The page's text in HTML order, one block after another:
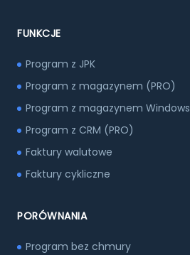
FUNKCJE
Program z JPK
Program z magazynem (PRO)
Program z magazynem Windows
Program z CRM (PRO)
Faktury walutowe
Faktury cykliczne
PORÓWNANIA
Program bez chmury